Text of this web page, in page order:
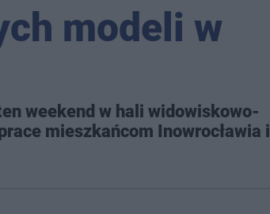
modeli w
weekend w hali widowiskowo-
mieszkańcom Inowrocławia i